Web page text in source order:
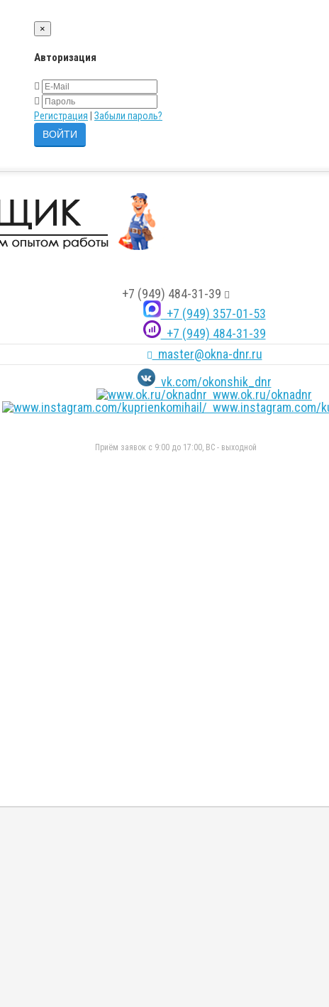
×
Авторизация
Регистрация Забыли пароль?
+7 (949) 484-31-39
+7 (949) 357-01-53
+7 (949) 484-31-39
master@okna-dnr.ru
vk.com/okonshik_dnr
www.ok.ru/oknadnr
www.instagram.com/
Приём заявок с 9:00 до 17:00, ВС - выходной